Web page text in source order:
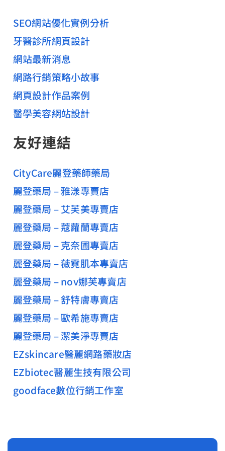
SEO網站優化實例分析
牙醫診所網頁設計
網站最新消息
網路行銷策略小故事
網頁設計作品案例
醫學美容網站設計
友好連結
CityCare麗登藥師藥局
麗登藥局 – 雅漾專賣店
麗登藥局 – 艾芙美專賣店
麗登藥局 – 蔻蘿蘭專賣店
麗登藥局 – 克奈圃專賣店
麗登藥局 – 薇霓肌本專賣店
麗登藥局 – nov娜芙專賣店
麗登藥局 – 舒特膚專賣店
麗登藥局 – 歐希施專賣店
麗登藥局 – 潔美淨專賣店
EZskincare醫麗網路藥妝店
EZbiotec醫麗生技有限公司
goodface數位行銷工作室